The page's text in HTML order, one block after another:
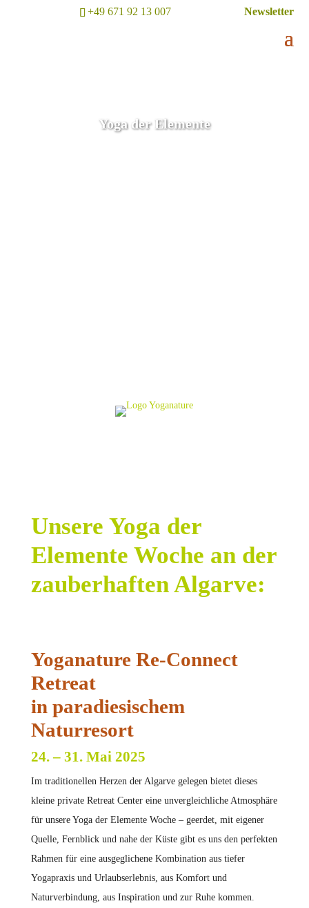
+49 671 92 13 007 Newsletter
Yoga der Elemente
Unsere Yoga der
Elemente Woche an der
zauberhaften Algarve:
Yoganature Re-Connect
Retreat
in paradiesischem
Naturresort
24. – 31. Mai 2025
Im traditionellen Herzen der Algarve gelegen bietet dieses
kleine private Retreat Center eine unvergleichliche Atmosphäre
für unsere Yoga der Elemente Woche – geerdet, mit eigener
Quelle, Fernblick und nahe der Küste gibt es uns den perfekten
Rahmen für eine ausgeglichene Kombination aus tiefer
Yogapraxis und Urlaubserlebnis, aus Komfort und
Naturverbindung, aus Inspiration und zur Ruhe kommen.